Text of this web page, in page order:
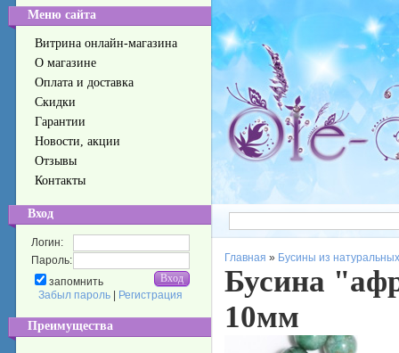
Меню сайта
Витрина онлайн-магазина
О магазине
Оплата и доставка
Скидки
Гарантии
Новости, акции
Отзывы
Контакты
Вход
Логин:
Пароль:
запомнить
Забыл пароль
Регистрация
Преимущества
Главная » Бусины из
Бусина
10мм